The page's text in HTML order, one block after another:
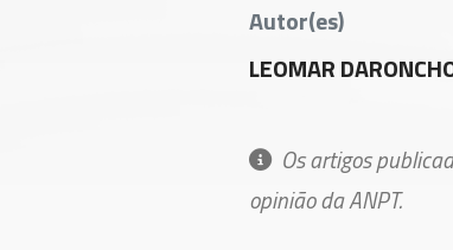
Autor(es)
LEOMAR
Os artigos
opinião da ANPT.